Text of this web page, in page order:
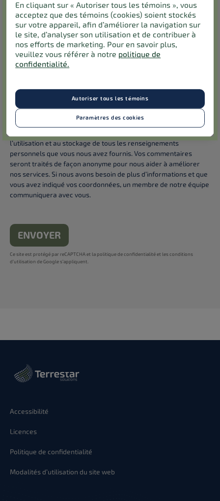
Nom de famille*
J'aimerais qu'on me contacte par :*
Courriel*
l’utilisation et au stockage de tous les renseignements
personnels que vous nous avez fournis. Vos commentaires
seront traités de façon anonyme pour nous aider à améliorer
nos services. Si nous avons besoin de plus d’informations et que
vous avez indiqué vos coordonnées, un membre de notre équipe
communiquera avec vous.
ENVOYER
Ce site est protégé par reCAPTCHA et la politique de confidentialitéet lesconditions
d’utilisation de Google s’appliquent.
Accessibilité
Licences
Politique de confidentialité
Modalités d’utilisation du site web
En cliquant sur « Autoriser tous les témoins », vous
acceptez que des témoins (cookies) soient stockés
sur votre appareil, afin d’améliorer la navigation sur
le site, d’analyser son utilisation et de contribuer à
nos efforts de marketing. Pour en savoir plus,
veuillez vous référer à notre politique de
confidentialité.
Autoriser tous les témoins
Paramètres des cookies